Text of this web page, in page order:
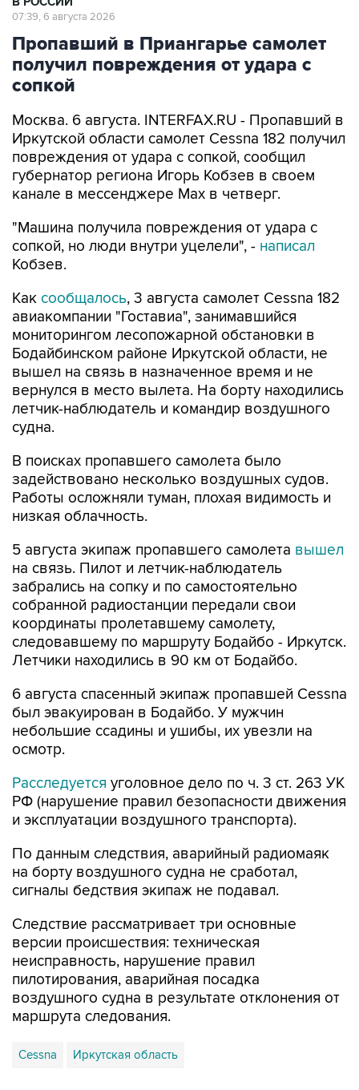
07:39, 6 августа 2026
Пропавший в Приангарье самолет
получил повреждения от удара с
сопкой
Москва. 6 августа. INTERFAX.RU - Пропавший в
Иркутской области самолет Cessna 182 получил
повреждения от удара с сопкой, сообщил
губернатор региона Игорь Кобзев в своем
канале в мессенджере Мах в четверг.
"Машина получила повреждения от удара с
сопкой, но люди внутри уцелели", - написал
Кобзев.
Как сообщалось, 3 августа самолет Cessna 182
авиакомпании "Гоставиа", занимавшийся
мониторингом лесопожарной обстановки в
Бодайбинском районе Иркутской области, не
вышел на связь в назначенное время и не
вернулся в место вылета. На борту находились
летчик-наблюдатель и командир воздушного
судна.
В поисках пропавшего самолета было
задействовано несколько воздушных судов.
Работы осложняли туман, плохая видимость и
низкая облачность.
5 августа экипаж пропавшего самолета вышел
на связь. Пилот и летчик-наблюдатель
забрались на сопку и по самостоятельно
собранной радиостанции передали свои
координаты пролетавшему самолету,
следовавшему по маршруту Бодайбо - Иркутск.
Летчики находились в 90 км от Бодайбо.
6 августа спасенный экипаж пропавшей Cessna
был эвакуирован в Бодайбо. У мужчин
небольшие ссадины и ушибы, их увезли на
осмотр.
Расследуется уголовное дело по ч. 3 ст. 263 УК
РФ (нарушение правил безопасности движения
и эксплуатации воздушного транспорта).
По данным следствия, аварийный радиомаяк
на борту воздушного судна не сработал,
сигналы бедствия экипаж не подавал.
Следствие рассматривает три основные
версии происшествия: техническая
неисправность, нарушение правил
пилотирования, аварийная посадка
воздушного судна в результате отклонения от
маршрута следования.
Cessna Иркутская область